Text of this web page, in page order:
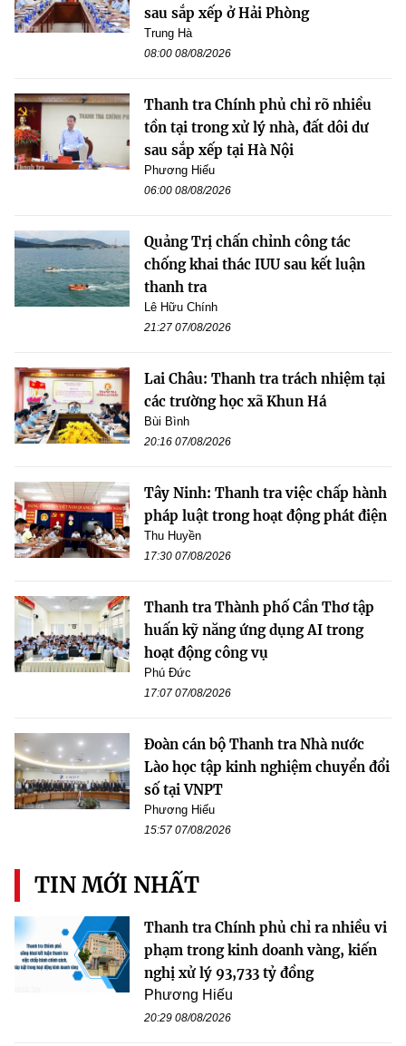
sau sắp xếp ở Hải Phòng
Trung Hà
08:00 08/08/2026
Thanh tra Chính phủ chỉ rõ nhiều
tồn tại trong xử lý nhà, đất dôi dư
sau sắp xếp tại Hà Nội
Phương Hiếu
06:00 08/08/2026
Quảng Trị chấn chỉnh công tác
chống khai thác IUU sau kết luận
thanh tra
Lê Hữu Chính
21:27 07/08/2026
Lai Châu: Thanh tra trách nhiệm tại
các trường học xã Khun Há
Bùi Bình
20:16 07/08/2026
Tây Ninh: Thanh tra việc chấp hành
pháp luật trong hoạt động phát điện
Thu Huyền
17:30 07/08/2026
Thanh tra Thành phố Cần Thơ tập
huấn kỹ năng ứng dụng AI trong
hoạt động công vụ
Phú Đức
17:07 07/08/2026
Đoàn cán bộ Thanh tra Nhà nước
Lào học tập kinh nghiệm chuyển đổi
số tại VNPT
Phương Hiếu
15:57 07/08/2026
TIN MỚI NHẤT
Thanh tra Chính phủ chỉ ra nhiều vi
phạm trong kinh doanh vàng, kiến
nghị xử lý 93,733 tỷ đồng
Phương Hiếu
20:29 08/08/2026